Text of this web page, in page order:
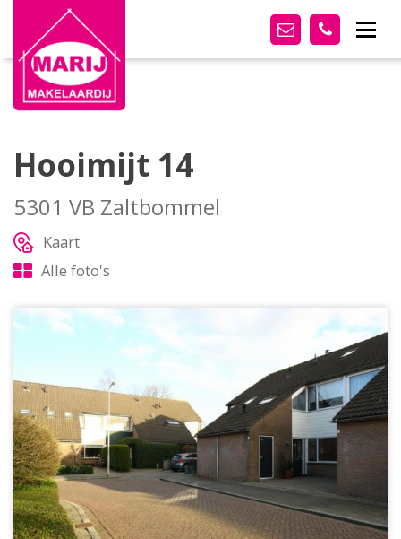
Hooimijt 14
5301 VB Zaltbommel
Kaart
Alle foto's